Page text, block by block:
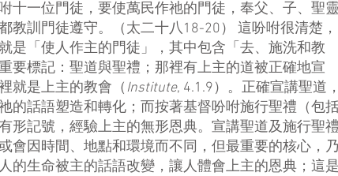
十一位門徒，要使萬民作祂的門徒，奉父、子、聖靈
教訓門徒遵守。（太二十八18-20） 這吩咐很清楚，
是「使人作主的門徒」，其中包含「去、施洗和教
要標記：聖道與聖禮；那裡有上主的道被正確地宣
就是上主的教會（Institute, 4.1.9）。正確宣講聖道，
的話語塑造和轉化；而按著基督吩咐施行聖禮（包
形記號，經驗上主的無形恩典。宣講聖道及施行聖禮
會因時間、地點和環境而不同，但最重要的核心，乃
的生命被主的話語改變，讓人體會上主的恩典；這是